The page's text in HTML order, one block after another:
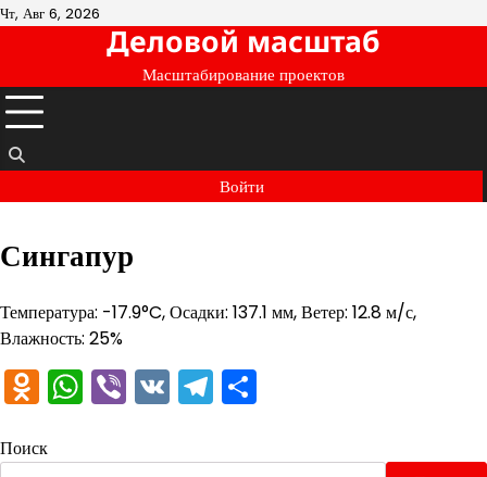
Перейти
Чт, Авг 6, 2026
Деловой масштаб
Масштабирование проектов
Войти
Сингапур
Температура: -17.9°C, Осадки: 137.1 мм, Ветер: 12.8 м/с,
Влажность: 25%
Odnoklassniki
WhatsApp
Viber
VKTelegram
Поиск